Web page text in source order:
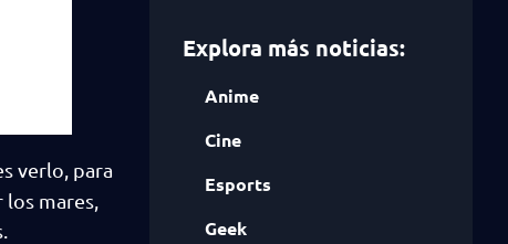
verlo, para
mares,
Explora más noticias:
Anime
Cine
Esports
Geek